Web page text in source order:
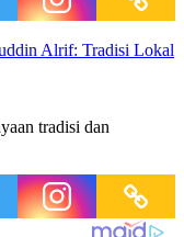
Alrif: Tradisi Lokal
tradisi dan